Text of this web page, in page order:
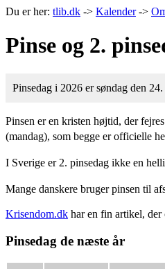
Du er her: tlib.dk -> Kalender->
Pinse og 2.
Pinsedag i 2026 er søndag den 24.
Pinsen er en kristen højtid, der
(mandag), som begge er officielle
I Sverige er 2. pinsedag ikke en
Mange danskere bruger pinsen til
Krisendom.dk har en fin artikel, der
Pinsedag de næste år